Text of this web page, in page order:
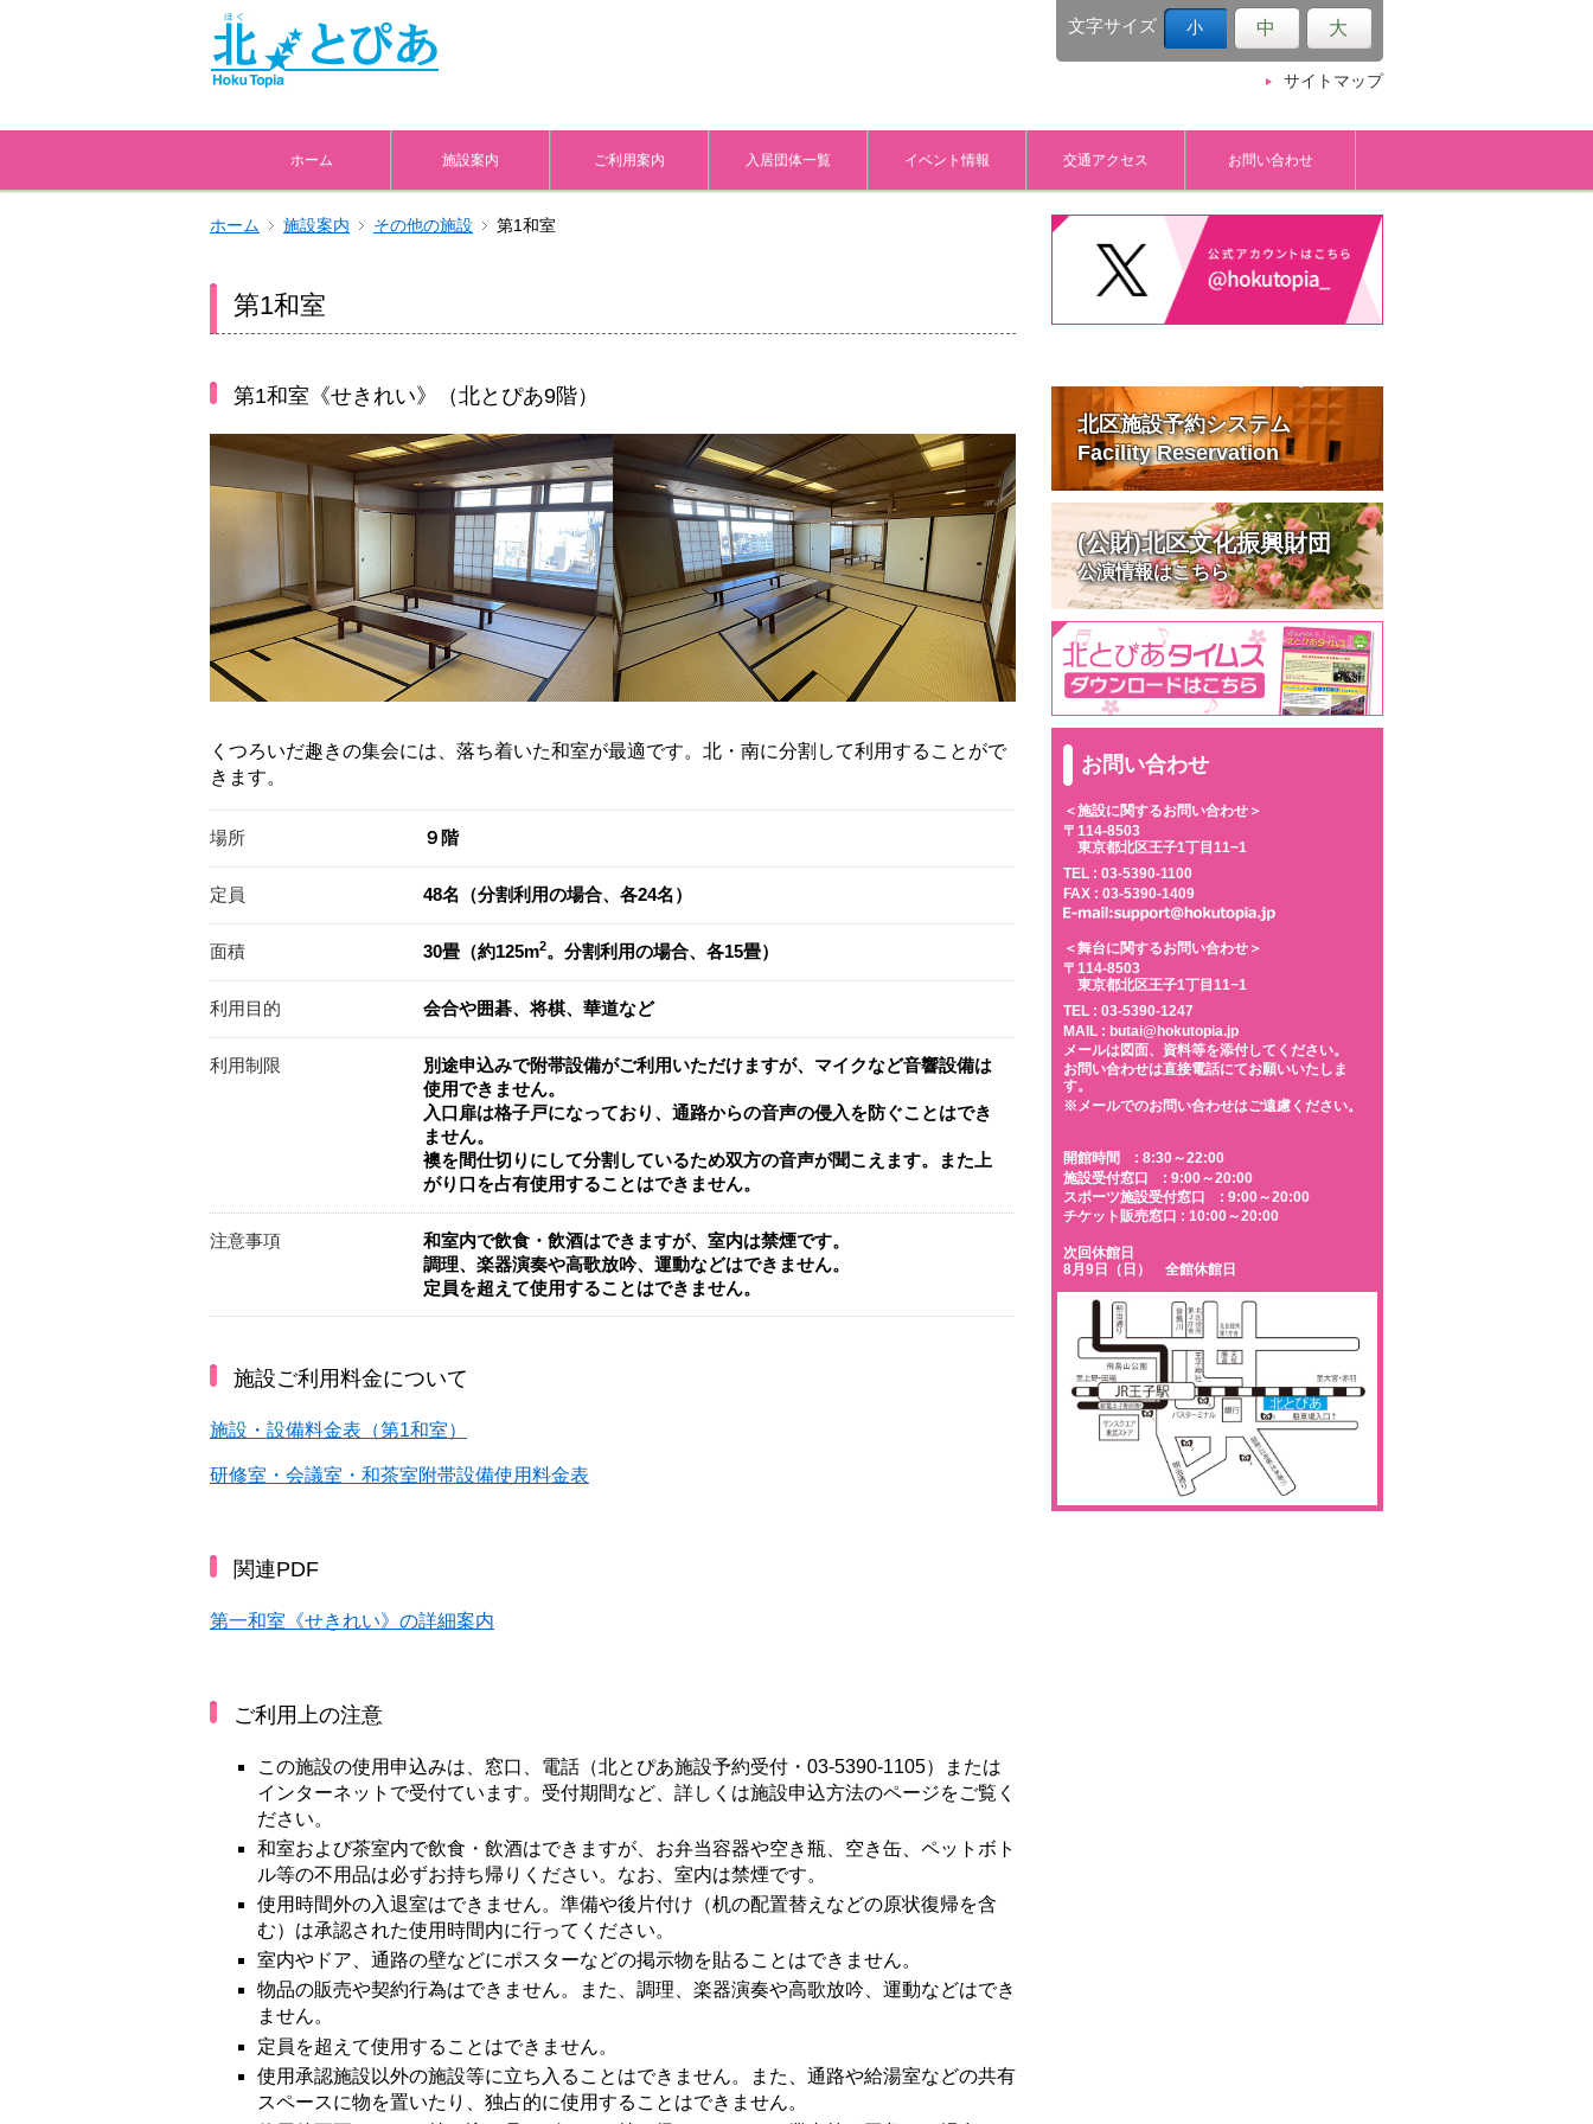
サイトマップ
文字サイズ 小 中 大
ホーム 施設案内 ご利用案内 入居団体一覧 イベント情報 交通アクセス お問い合わせ
ホーム 施設案内 その他の施設 第1和室
第1和室
第1和室《せきれい》（北とぴあ9階）
くつろいだ趣きの集会には、落ち着いた和室が最適です。北・南に分割して利用することがで
きます。
場所 ９階
定員 48名（分割利用の場合、各24名）
面積 30畳（約125m2。分割利用の場合、各15畳）
利用目的 会合や囲碁、将棋、華道など
利用制限
別途申込みで附帯設備がご利用いただけますが、マイクなど音響設備は
使用できません。
入口扉は格子戸になっており、通路からの音声の侵入を防ぐことはでき
ません。
襖を間仕切りにして分割しているため双方の音声が聞こえます。また上
がり口を占有使用することはできません。
注意事項
和室内で飲食・飲酒はできますが、室内は禁煙です。
調理、楽器演奏や高歌放吟、運動などはできません。
定員を超えて使用することはできません。
施設ご利用料金について
施設・設備料金表（第1和室）
研修室・会議室・和茶室附帯設備使用料金表
関連PDF
第一和室《せきれい》の詳細案内
ご利用上の注意
この施設の使用申込みは、窓口、電話（北とぴあ施設予約受付・ 03-5390-1105）または
インターネットで受付ています。受付期間など、詳しくは施設申込方法のページをご覧く
ださい。
和室および茶室内で飲食・飲酒はできますが、お弁当容器や空き瓶、空き缶、ペットボト
ル等の不用品は必ずお持ち帰りください。なお、室内は禁煙です。
使用時間外の入退室はできません。準備や後片付け（机の配置替えなどの原状復帰を含
む）は承認された使用時間内に行ってください。
室内やドア、通路の壁などにポスターなどの掲示物を貼ることはできません。
物品の販売や契約行為はできません。また、調理、楽器演奏や高歌放吟、運動などはでき
ません。
定員を超えて使用することはできません。
使用承認施設以外の施設等に立ち入ることはできません。また、通路や給湯室などの共有
スペースに物を置いたり、独占的に使用することはできません。
北区施設予約システム
Facility Reservation
(公財)北区文化振興財団
公演情報はこちら
お問い合わせ
＜施設に関するお問い合わせ＞
〒114-8503
東京都北区王子1丁目11−1
TEL : 03-5390-1100
FAX : 03-5390-1409
＜舞台に関するお問い合わせ＞
〒114-8503
東京都北区王子1丁目11−1
TEL : 03-5390-1247
MAIL : butai@hokutopia.jp
メールは図面、資料等を添付してください。
お問い合わせは直接電話にてお願いいたしま
す。
※メールでのお問い合わせはご遠慮ください。
開館時間 : 8:30～22:00
施設受付窓口 : 9:00～20:00
スポーツ施設受付窓口 : 9:00～20:00
チケット販売窓口 : 10:00～20:00
次回休館日
8月9日（日） 全館休館日